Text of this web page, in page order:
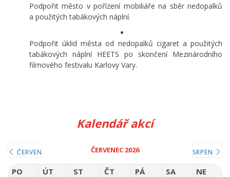
Podpořit město v pořízení mobiliáře na sběr nedopalků
a použitých tabákových náplní.
Podpořit úklid města od nedopalků cigaret a použitých
tabákových náplní HEETS po skončení Mezinárodního
filmového festivalu Karlovy Vary.
Kalendář akcí
ČERVEN ČERVENEC 2026 SRPEN
PO ÚT ST ČT PÁ SA NE